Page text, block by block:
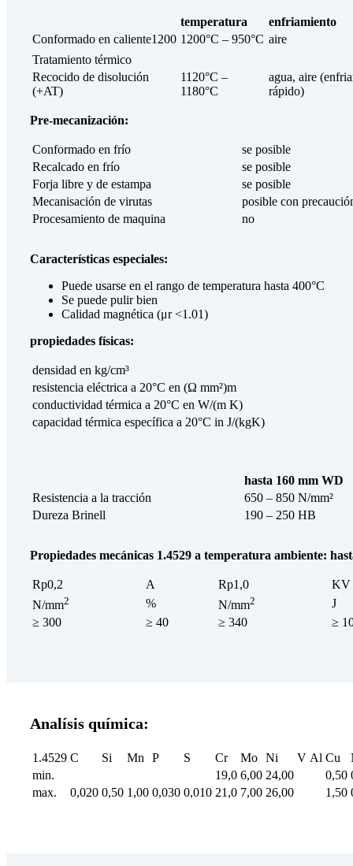
temperatura
enfriamiento
Conformado en caliente1200 1200°C – 950°C aire
Tratamiento térmico
Recocido de disolución
(+AT)
1120°C –
1180°C
agua, aire
rápido)
Pre-mecanización:
Conformado en frío
se posible
Recalcado en frío
se posible
Forja libre y de estampa
se posible
Mecanisación de virutas
posible con
Procesamiento de maquina
no
Características especiales:
Puede usarse en el rango de temperatura hasta 400°C
Se puede pulir bien
Calidad magnética (μr <1.01)
propiedades físicas:
densidad en kg/cm³
resistencia eléctrica a 20°C en (Ω mm²)m
conductividad térmica a 20°C en W/(m K)
capacidad térmica específica a 20°C in J/(kgK)
hasta 160 mm WD
Resistencia a la tracción
650 – 850 N/mm²
Dureza Brinell
190 – 250 HB
Propiedades mecánicas 1.4529 a temperatura ambiente:
Rp0,2 A Rp1,0
KV
N/mm2 % N/mm2
J
≥ 300
≥ 40 ≥ 340 ≥
Analísis química:
1.4529 C Si Mn P S Cr Mo Ni V Al Cu
min.
19,0 6,00 24,00 0,50
max.
0,020 0,50 1,00 0,030 0,010 21,0 7,00 26,00 1,50